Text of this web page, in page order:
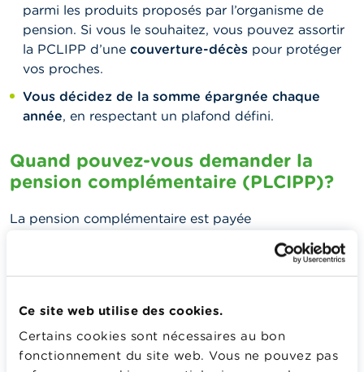
Ce site web utilise des cookies.
Certains cookies sont nécessaires au bon
fonctionnement du site web. Vous ne pouvez pas
parmi les produits proposés par l’organisme de
pension. Si vous le souhaitez, vous pouvez assortir
la PCLIPP d’une couverture-décès pour protéger
vos proches.
Vous décidez de la somme épargnée chaque
année, en respectant un plafond défini.
Quand pouvez-vous demander la
pension complémentaire (PLCIPP)?
La pension complémentaire est payée
automatiquement dès que vous demandez la pension
légale (anticipée ou pas). L’organisme de pension
vous contactera lorsque votre pension légale prendra
complémentaire.
Vous pouvez vérifier la date de votre pension légale
mypension.be